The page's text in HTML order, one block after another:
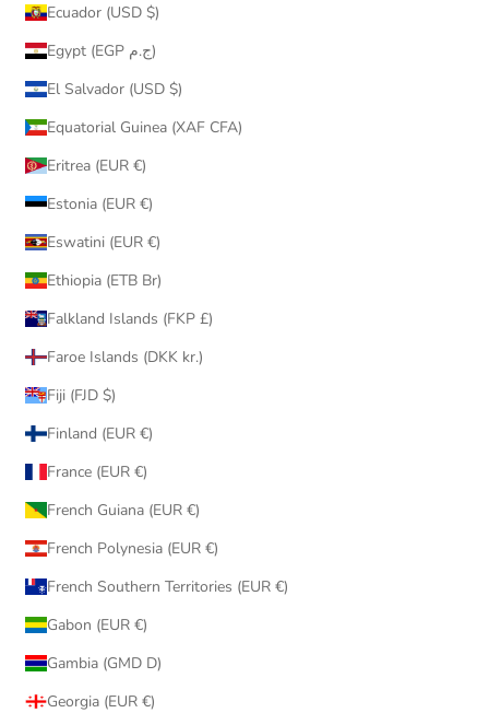
Ecuador (USD $)
Egypt (EGP ج.م)
El Salvador (USD $)
Equatorial Guinea (XAF CFA)
Eritrea (EUR €)
Estonia (EUR €)
Eswatini (EUR €)
Ethiopia (ETB Br)
Falkland Islands (FKP £)
Faroe Islands (DKK kr.)
Fiji (FJD $)
Finland (EUR €)
France (EUR €)
French Guiana (EUR €)
French Polynesia (EUR €)
French Southern Territories (EUR €)
Gabon (EUR €)
Gambia (GMD D)
Georgia (EUR €)